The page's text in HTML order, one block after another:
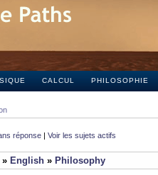
CALCUL PHILOSOPHIE
réponse | Voir les sujets actifs
» English » Philosophy